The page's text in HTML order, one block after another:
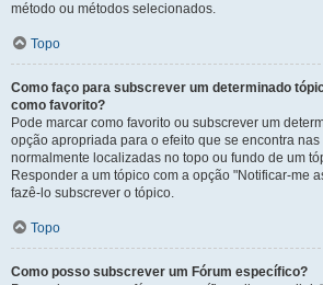
método ou métodos selecionados.
Topo
Como faço para subscrever um determinado
como favorito?
Pode marcar como favorito ou subscrever um
opção apropriada para o efeito que se encontra
normalmente localizadas no topo ou fundo de um
Responder a um tópico com a opção "Notificar-me
fazê-lo subscrever o tópico.
Topo
Como posso subscrever um Fórum específico?